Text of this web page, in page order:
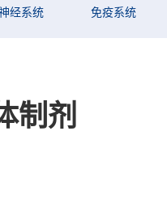
经系统 免疫系统
制剂